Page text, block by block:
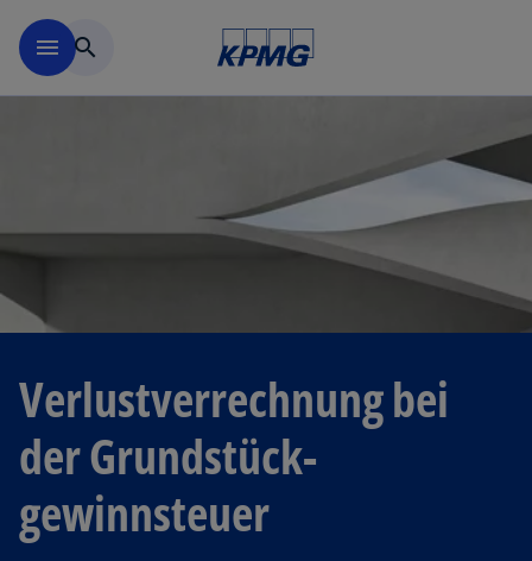
menu search
Verlustverrechnung bei
der Grundstück­
gewinnsteuer